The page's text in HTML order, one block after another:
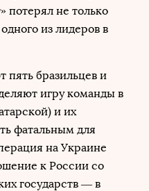
потерял не только
из лидеров в
пять бразильцев и
игру команды в
и их
фатальным для
на Украине
к России со
государств — в